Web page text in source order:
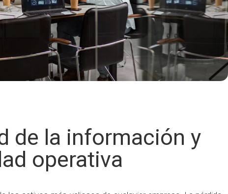
de la información y
operativa